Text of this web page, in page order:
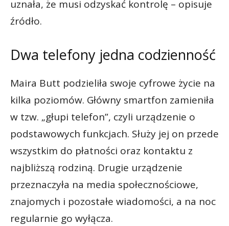
uznała, że musi odzyskać kontrolę – opisuje
źródło.
Dwa telefony jedna codzienność
Maira Butt podzieliła swoje cyfrowe życie na
kilka poziomów. Główny smartfon zamieniła
w tzw. „głupi telefon”, czyli urządzenie o
podstawowych funkcjach. Służy jej on przede
wszystkim do płatności oraz kontaktu z
najbliższą rodziną. Drugie urządzenie
przeznaczyła na media społecznościowe,
znajomych i pozostałe wiadomości, a na noc
regularnie go wyłącza.